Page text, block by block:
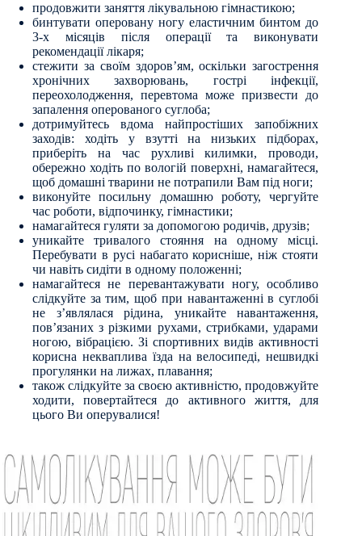
продовжити заняття лікувальною гімнастикою;
бинтувати оперовану ногу еластичним бинтом до
3-х місяців після операції та виконувати
рекомендації лікаря;
стежити за своїм здоров’ям, оскільки загострення
хронічних захворювань, гострі інфекції,
переохолодження, перевтома може призвести до
запалення оперованого суглоба;
дотримуйтесь вдома найпростіших запобіжних
заходів: ходіть у взутті на низьких підборах,
приберіть на час рухливі килимки, проводи,
обережно ходіть по вологій поверхні, намагайтеся,
щоб домашні тварини не потрапили Вам під ноги;
виконуйте посильну домашню роботу, чергуйте
час роботи, відпочинку, гімнастики;
намагайтеся гуляти за допомогою родичів, друзів;
уникайте тривалого стояння на одному місці.
Перебувати в русі набагато корисніше, ніж стояти
чи навіть сидіти в одному положенні;
намагайтеся не перевантажувати ногу, особливо
слідкуйте за тим, щоб при навантаженні в суглобі
не з’являлася рідина, уникайте навантаження,
пов’язаних з різкими рухами, стрибками, ударами
ногою, вібрацією. Зі спортивних видів активності
корисна некваплива їзда на велосипеді, нешвидкі
прогулянки на лижах, плавання;
також слідкуйте за своєю активністю, продовжуйте
ходити, повертайтеся до активного життя, для
цього Ви оперувалися!